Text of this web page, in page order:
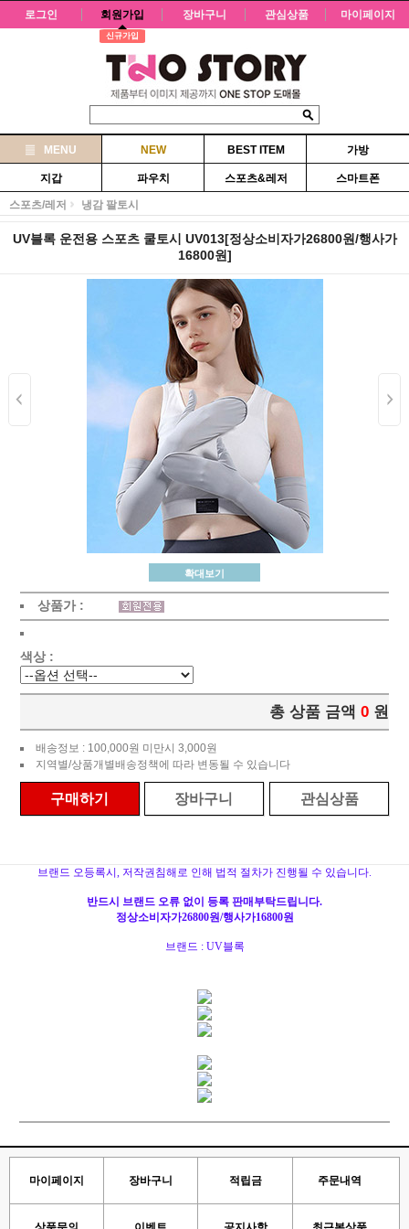
로그인 회원가입
신규가입
장바구니 관심상품 마이페이지
MENU NEW BEST ITEM 가방
지갑 파우치 스포츠&레저 스마트폰
스포츠/레저 냉감 팔토시
UV블록 운전용 스포츠 쿨토시 UV013[정상소비자가26800원/행사가
16800원]
확대보기
상품가 :
색상 :
총 상품 금액 0 원
배송정보 : 100,000원 미만시 3,000원
지역별/상품개별배송정책에 따라 변동될 수 있습니다
구매하기 장바구니 관심상품
브랜드 오등록시, 저작권침해로 인해 법적 절차가 진행될 수 있습니다.
반드시 브랜드 오류 없이 등록 판매부탁드립니다.
정상소비자가26800원/행사가16800원
브랜드 : UV블록
마이페이지 장바구니 적립금 주문내역